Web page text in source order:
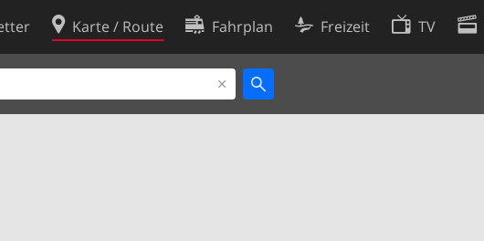
Karte / Route Fahrplan Freizeit TV
Cookie-Richtlinie
Cookie-Einstellungen